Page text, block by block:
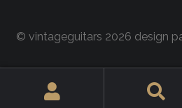
© vintageguitars 2026 design
Rechercher :